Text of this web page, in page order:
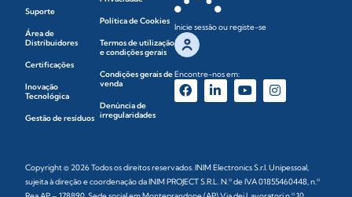
Suporte
Área de
Distribuidores
Certificações
Inovação
Tecnológica
Gestão de resíduos
Política de Cookies
Termos de utilização
e condições gerais
Condições gerais de
venda
Denúncia de
irregularidades
Inicie sessão ou registe-se
Encontre-nos em:
Copyright © 2026 Todos os direitos reservados. INIM Electronics S.r.l. Unipessoal,
sujeita à direção e coordenação da INIM PROJECT S.R.L. N.º de IVA 01855460448, n.º